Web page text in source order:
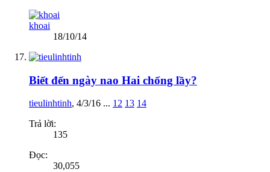
khoai
18/10/14
Biết đến ngày nao Hai chống lầy?
tieulinhtinh, 4/3/16 ... 12 13 14
Trả lời:
135
Đọc:
30,055